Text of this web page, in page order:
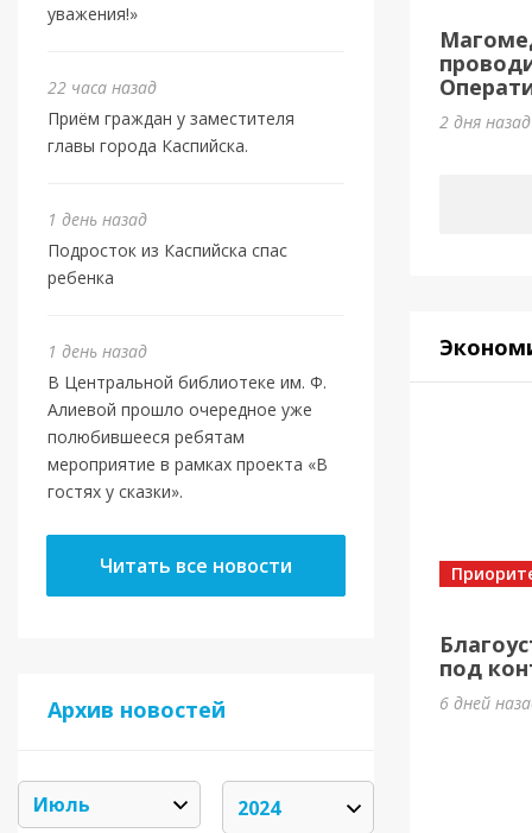
уважения!»
22 часа назад
Приём граждан у заместителя
главы города Каспийска.
1 день назад
Подросток из Каспийска спас
ребенка
1 день назад
В Центральной библиотеке им. Ф.
Алиевой прошло очередное уже
полюбившееся ребятам
мероприятие в рамках проекта «В
гостях у сказки».
Читать все новости
Архив новостей
2 дня
под
6 дней